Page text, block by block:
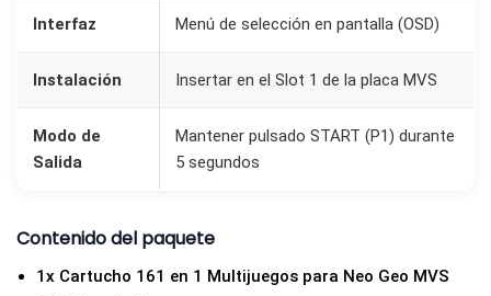
Interfaz Menú de selección en pantalla (OSD)
Instalación Insertar en el Slot 1 de la placa MVS
Modo de
Salida
Mantener pulsado START (P1) durante
5 segundos
Contenido del paquete
1x Cartucho 161 en 1 Multijuegos para Neo Geo MVS